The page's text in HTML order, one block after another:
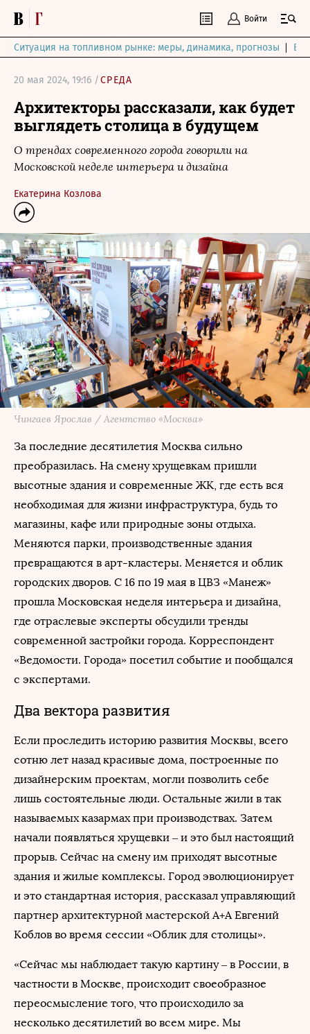
Войти
Ситуация на топливном рынке: меры, динамика, прогнозы
20 мая 2024, 19:16 /СРЕДА
Архитекторы рассказали, как будет
выглядеть столица в будущем
О трендах современного города говорили на
Московской неделе интерьера и дизайна
Екатерина Козлова
Чингаев Ярослав / Агентство «Москва»
За последние десятилетия Москва сильно
преобразилась. На смену хрущевкам пришли
высотные здания и современные ЖК, где есть вся
необходимая для жизни инфраструктура, будь то
магазины, кафе или природные зоны отдыха.
Меняются парки, производственные здания
превращаются в арт-кластеры. Меняется и облик
городских дворов. С 16 по 19 мая в ЦВЗ «Манеж»
прошла Московская неделя интерьера и дизайна,
где отраслевые эксперты обсудили тренды
современной застройки города. Корреспондент
«Ведомости. Города» посетил событие и пообщался
с экспертами.
Два вектора развития
Если проследить историю развития Москвы, всего
сотню лет назад красивые дома, построенные по
дизайнерским проектам, могли позволить себе
лишь состоятельные люди. Остальные жили в так
называемых казармах при производствах. Затем
начали появляться хрущевки – и это был настоящий
прорыв. Сейчас на смену им приходят высотные
здания и жилые комплексы. Город эволюционирует
и это стандартная история, рассказал управляющий
партнер архитектурной мастерской А+А Евгений
Коблов во время сессии «Облик для столицы».
«Сейчас мы наблюдает такую картину – в России, в
частности в Москве, происходит своеобразное
переосмысление того, что происходило за
несколько десятилетий во всем мире. Мы